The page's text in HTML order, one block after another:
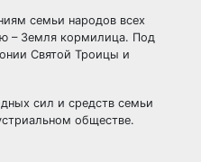
семьи народов всех
– Земля кормилица. Под
Святой Троицы и
сил и средств семьи
обществе.